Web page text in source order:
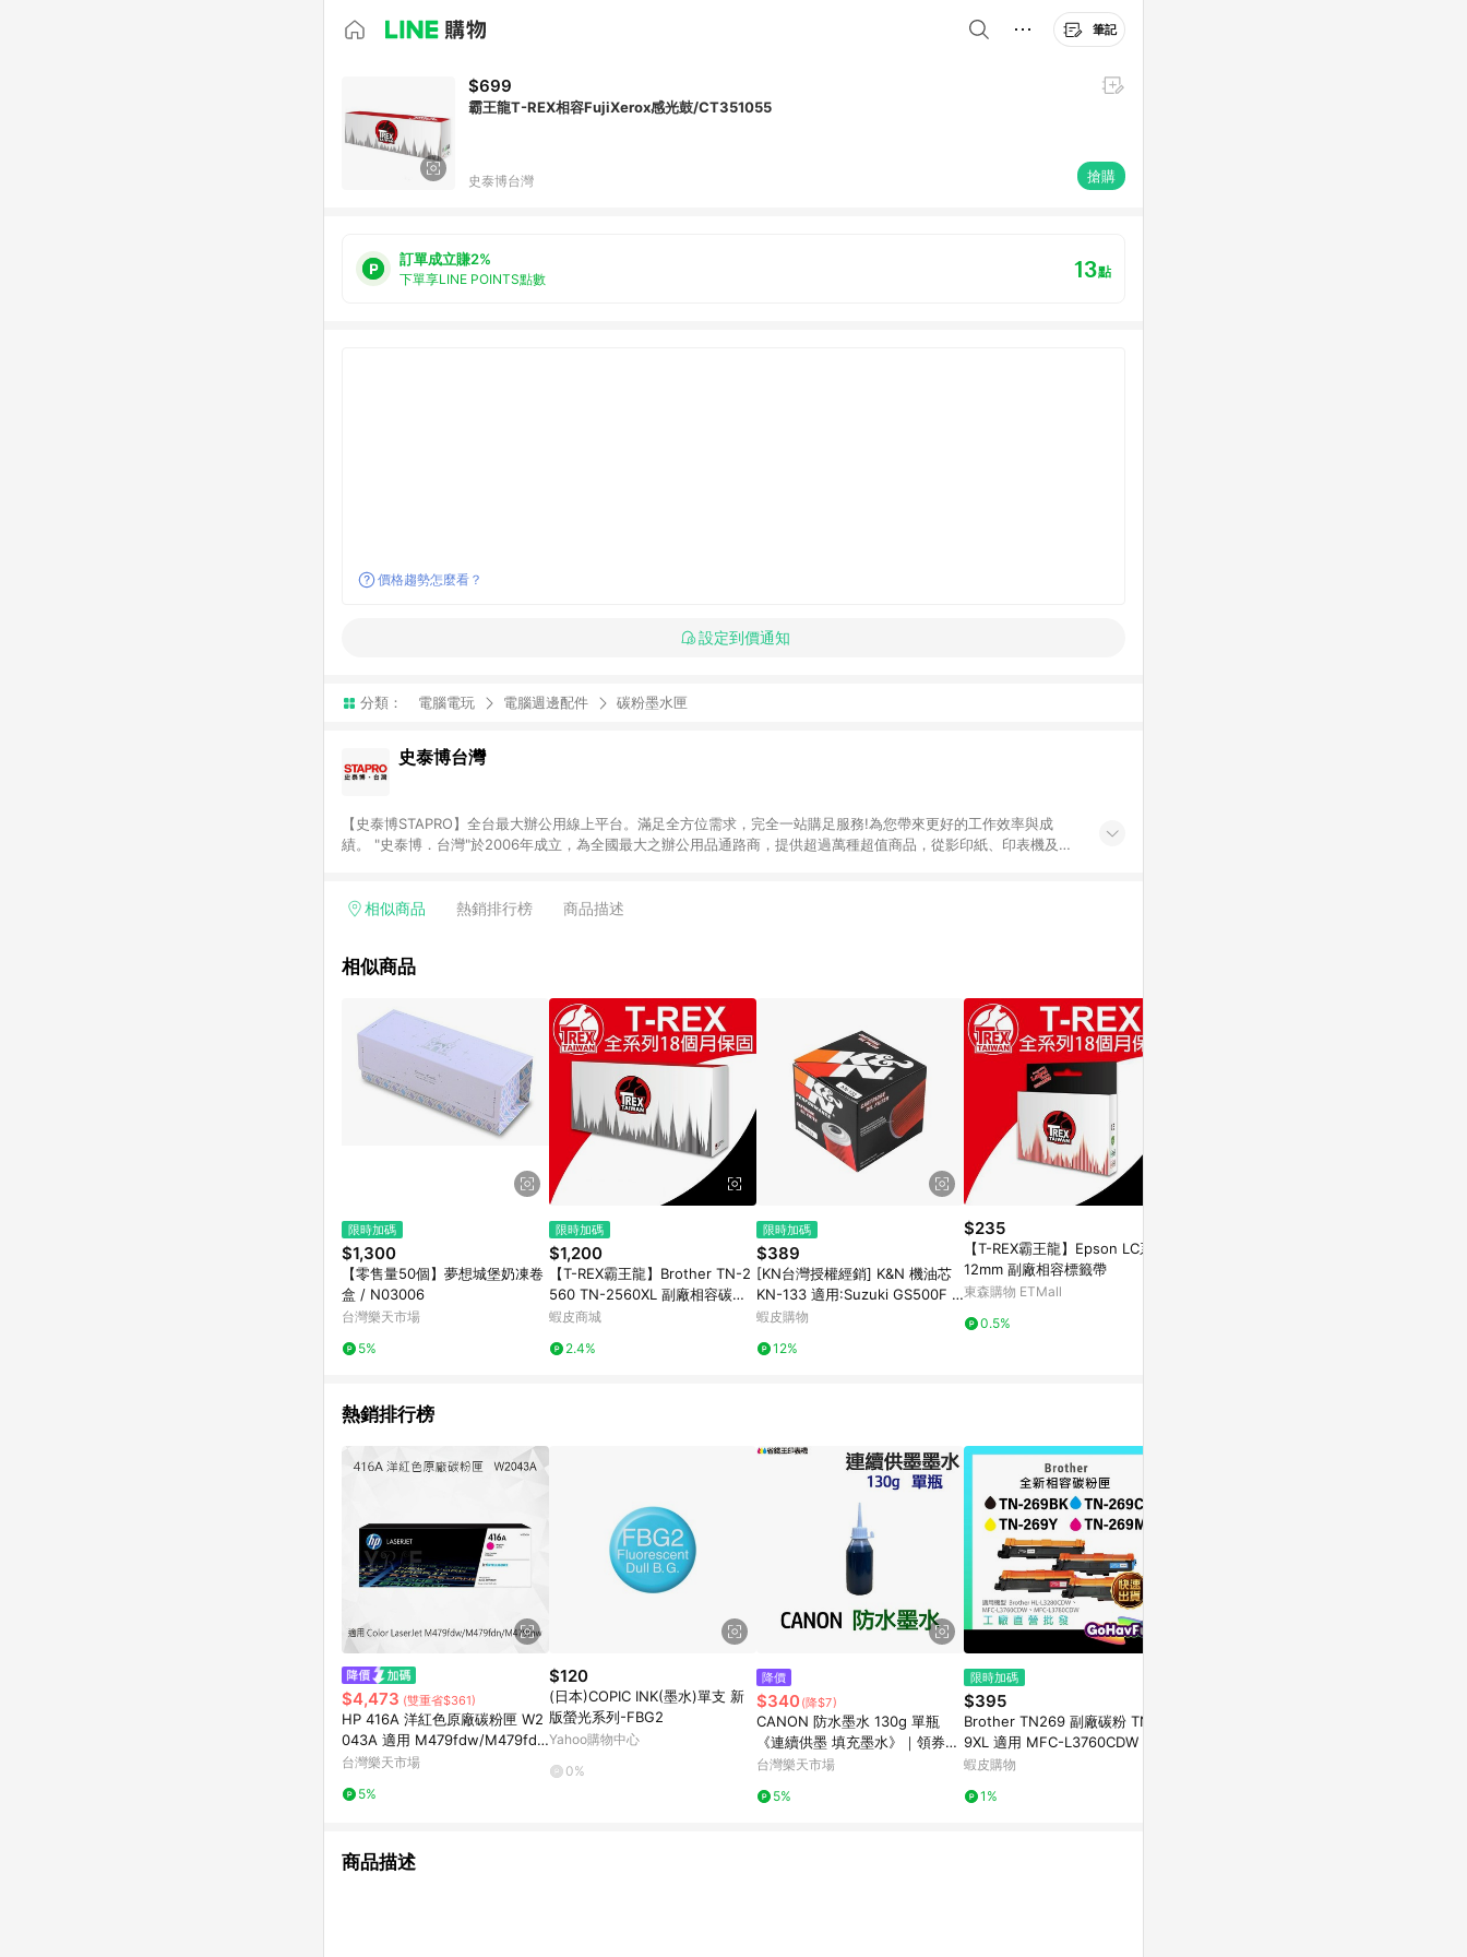
筆記
$699
霸王龍T-REX相容FujiXerox感光鼓/CT351055
史泰博台灣 搶購
訂單成立賺2%
下單享LINE POINTS點數 13點
價格趨勢怎麼看？
設定到價通知
分類： 電腦電玩 電腦週邊配件 碳粉墨水匣
史泰博台灣
【史泰博STAPRO】全台最大辦公用線上平台。滿足全方位需求，完全一站購足服務!為您帶來更好的工作效率與成
績。 "史泰博．台灣"於2006年成立，為全國最大之辦公用品通路商，提供超過萬種超值商品，從影印紙、印表機及耗
結帳才享有回饋。 (2) 訂單未滿免運門檻750元會收取80元運費。
相似商品 熱銷排行榜 商品描述
相似商品
限時加碼
$1,300
【零售量50個】夢想城堡奶凍卷
盒 / N03006
台灣樂天市場
5%
限時加碼
$1,200
【T-REX霸王龍】Brother TN-2
560 TN-2560XL 副廠相容碳粉
匣
蝦皮商城
2.4%
限時加碼
$389
[KN台灣授權經銷] K&N 機油芯
KN-133 適用:Suzuki GS500F 0
4-10
蝦皮購物
12%
$235
【T-REX霸王龍】Epson LC系列
12mm 副廠相容標籤帶
東森購物 ETMall
0.5%
熱銷排行榜
$4,473 (雙重省$361)
HP 416A 洋紅色原廠碳粉匣 W2
043A 適用 M479fdw/M479fd
n/M479fnw/M454dw/M454dn
台灣樂天市場
5%
$120
(日本)COPIC INK(墨水)單支 新
版螢光系列-FBG2
Yahoo購物中心
0%
降價
$340(降$7)
CANON 防水墨水 130g 單瓶
《連續供墨 填充墨水》｜領券最
高折$220
台灣樂天市場
5%
限時加碼
$395
Brother TN269 副廠碳粉 TN26
9XL 適用 MFC-L3760CDW L32
80CDW L3780CDW
蝦皮購物
1%
商品描述